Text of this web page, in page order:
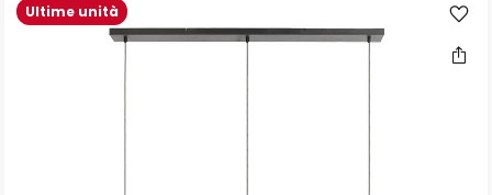
Ultime unità
alla